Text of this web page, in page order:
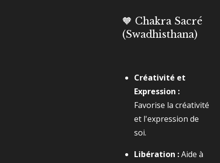
🧡 Chakra Sacré
(Swadhisthana)
Créativité et
Expression :
Favorise la créativité
et l'expression de
soi.
Libération :Aide à